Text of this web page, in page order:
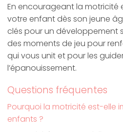
En encourageant la motricité
votre enfant dès son jeune
clés pour un développement
des moments de jeu pour
qui vous unit et pour les
l’épanouissement.
Questions fréquentes
Pourquoi la motricité est-elle
enfants ?